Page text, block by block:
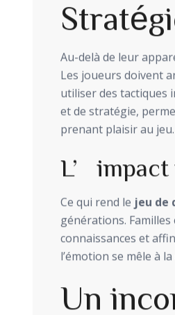
Au-delà de leur
Les joueurs doivent
utiliser des tactiques
et de stratégie,
prenant plaisir au jeu.
L’impact
Ce qui rend le jeu de
générations.
connaissances et
l’émotion se mêle à
Un